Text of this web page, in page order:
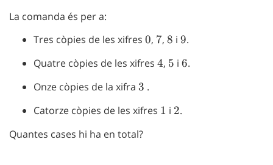
La comanda és per a:
Tres còpies de les xifres 0
0, 7
7, 8
8 i 9
9.
Quatre còpies de les xifres 4
4, 5
5 i 6
6.
Onze còpies de la xifra 3
3 .
Catorze còpies de les xifres 1
1 i 2
2.
Quantes cases hi ha en total?